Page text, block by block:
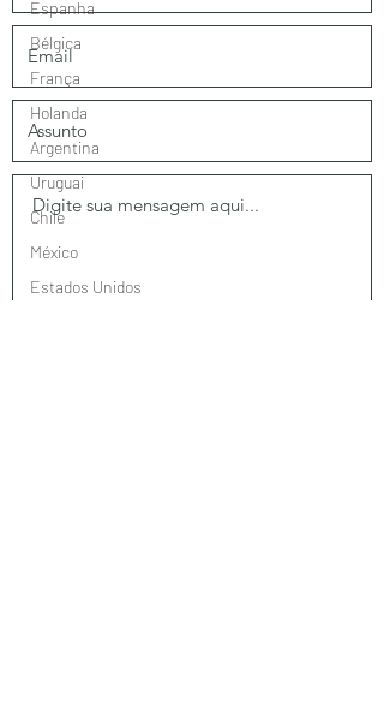
Espanha
Bélgica
França
Holanda
Argentina
Uruguai
Chile
México
Estados Unidos